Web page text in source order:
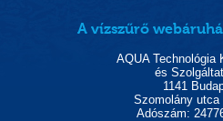
A vízszűrő
AQUA Technológia
és
1141
Szomolány utca
Adószám: